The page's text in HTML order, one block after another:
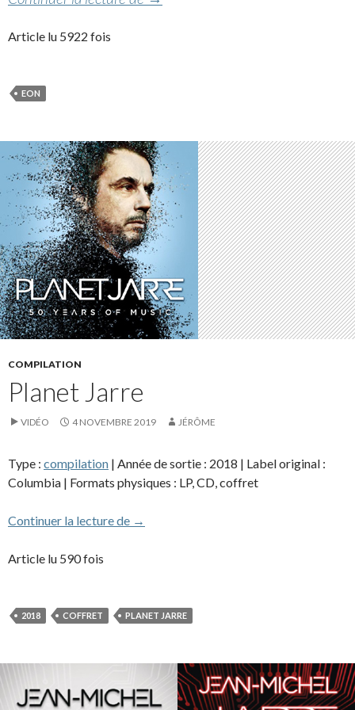
Article lu 5922 fois
EON
COMPILATION
Planet Jarre
VIDÉO 4 NOVEMBRE 2019 JÉRÔME
Type : compilation | Année de sortie : 2018 | Label original :
Columbia | Formats physiques : LP, CD, coffret
Continuer la lecture de Planet Jarre
→
Article lu 590 fois
2018 COFFRET PLANET JARRE